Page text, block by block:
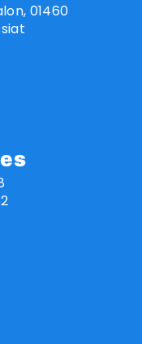
01460